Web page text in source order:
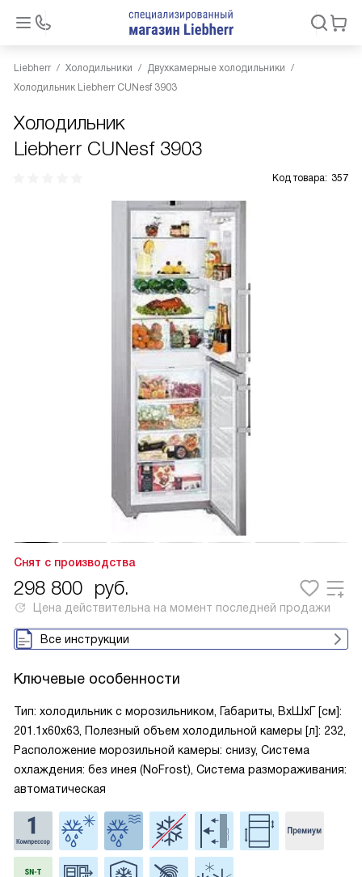
Liebherr Холодильники
Двухкамерные холодильники
Холодильник Liebherr CUNesf 3903
Холодильник
Liebherr CUNesf 3903
Код товара: 357
Снят с производства
298 800 руб.
Цена действительна на момент последней продажи
Все инструкции
Ключевые особенности
Тип: холодильник с морозильником, Габариты, ВxШxГ [см]:
201.1x60x63, Полезный объем холодильной камеры [л]: 232,
Расположение морозильной камеры: снизу, Система
охлаждения: без инея (NoFrost), Система размораживания:
автоматическая